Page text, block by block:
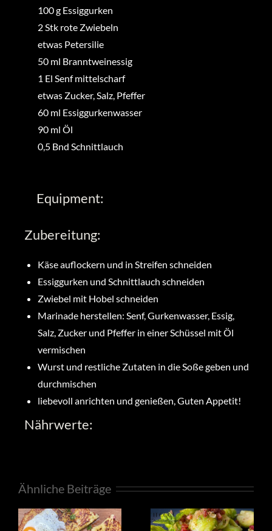
100g Essiggurken
2Stk rote Zwiebeln
etwas Petersilie
50 ml Branntweinessig
1 El Senf mittelscharf
etwas Zucker, Salz, Pfeffer
60 ml Essiggurkenwasser
90 ml Öl
0,5 Bnd Schnittlauch
Equipment:
Zubereitung:
Käse auflockern und in Streifen schneiden
Essiggurken und Schnittlauch schneiden
Zwiebel mit Hobel schneiden
Marinade herstellen: Senf, Gurkenwasser, Essig,
Salz, Zucker und Pfeffer in einer Schüssel mit Öl
vermischen
Wurst und restliche Zutaten in die Soße geben und
durchmischen
liebevoll anrichten und genießen, Guten Appetit!
Nährwerte:
Ähnliche Beiträge